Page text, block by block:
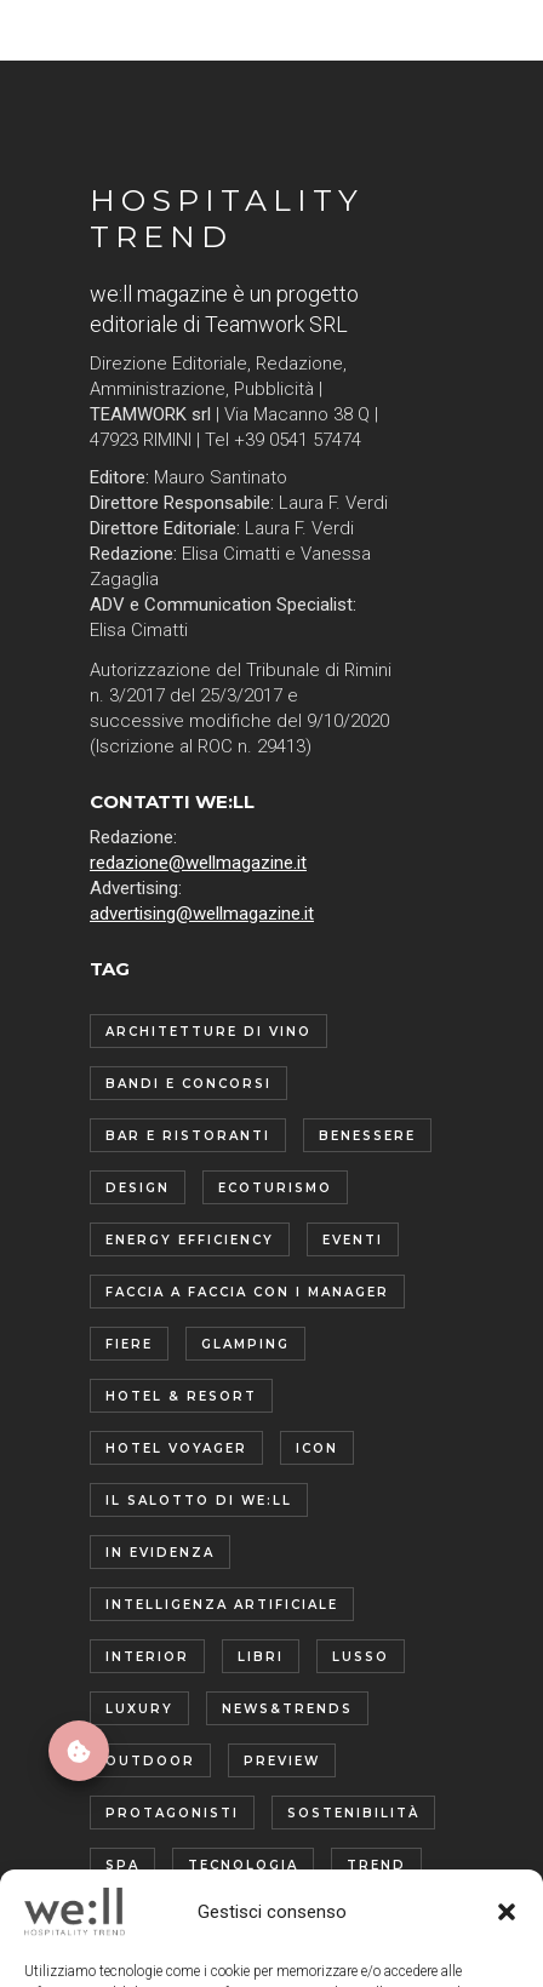
Gestisci consenso
Utilizziamo tecnologie come i cookie per memorizzare e/o accedere alle
HOSPITALITY
TREND
we:ll magazine è un progetto
editoriale di Teamwork SRL
Direzione Editoriale, Redazione,
Amministrazione, Pubblicità |
TEAMWORK srl | Via Macanno 38 Q |
47923 RIMINI | Tel +39 0541 57474
Editore: Mauro Santinato
Direttore Responsabile: Laura F. Verdi
Direttore Editoriale: Laura F. Verdi
Redazione: Elisa Cimatti e Vanessa
Zagaglia
ADV e Communication Specialist:
Elisa Cimatti
Autorizzazione del Tribunale di Rimini
n. 3/2017 del 25/3/2017 e
successive modifiche del 9/10/2020
(Iscrizione al ROC n. 29413)
CONTATTI WE:LL
Redazione:
redazione@wellmagazine.it
Advertising:
advertising@wellmagazine.it
TAG
ARCHITETTURE DI VINO
BANDI E CONCORSI
BAR E RISTORANTI BENESSERE
DESIGN ECOTURISMO
ENERGY EFFICIENCY EVENTI
FACCIA A FACCIA CON I MANAGER
FIERE GLAMPING
HOTEL & RESORT
HOTEL VOYAGER ICON
IL SALOTTO DI WE:LL
IN EVIDENZA
INTELLIGENZA ARTIFICIALE
INTERIOR LIBRI LUSSO
LUXURY NEWS&TRENDS
OUTDOOR PREVIEW
PROTAGONISTI SOSTENIBILITÀ
SPA TECNOLOGIA TREND
TURISMO ENOGASTRONOMICO
WELLNESS